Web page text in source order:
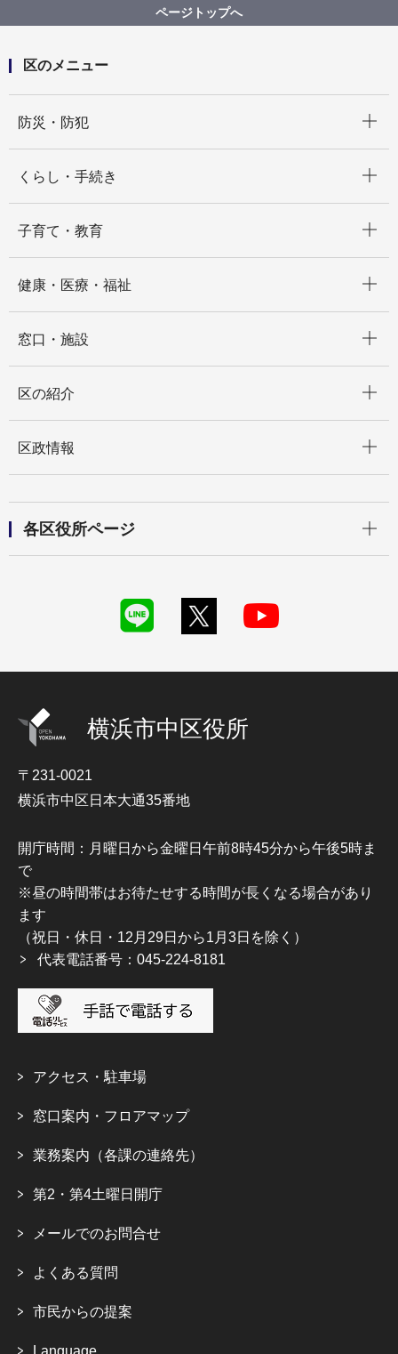
第４期指定管理者の募集について（令和３年度公募実
施施設）
ページトップへ
区のメニュー
防災・防犯
くらし・手続き
子育て・教育
健康・医療・福祉
窓口・施設
区の紹介
区政情報
各区役所ページ
横浜市中区役所
〒231-0021
横浜市中区日本大通35番地
開庁時間：月曜日から金曜日午前8時45分から午後5時ま
で
※昼の時間帯はお待たせする時間が長くなる場合があり
ます
（祝日・休日・12月29日から1月3日を除く）
代表電話番号：045-224-8181
アクセス・駐車場
窓口案内・フロアマップ
業務案内（各課の連絡先）
第2・第4土曜日開庁
メールでのお問合せ
よくある質問
市民からの提案
Language